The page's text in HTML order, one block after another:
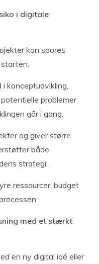
i digitale
kan spores
konceptudvikling,
problemer
går i gang.
og giver større
både
strategi.
ressourcer, budget
med et stærkt
en ny digital idé eller